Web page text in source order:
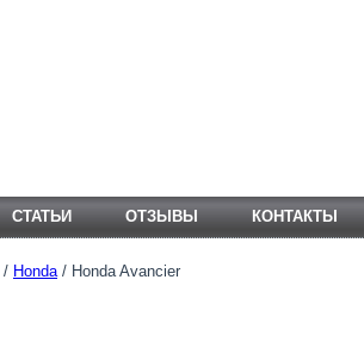
СТАТЬИ ОТЗЫВЫ КОНТАКТЫ
/ Honda/ Honda Avancier